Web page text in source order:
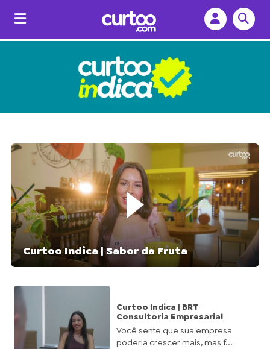
Curtoo Indica | Sabor da Fruta
Curtoo Indica | BRT
Consultoria Empresarial
Você sente que sua empresa
poderia crescer mais, mas f...